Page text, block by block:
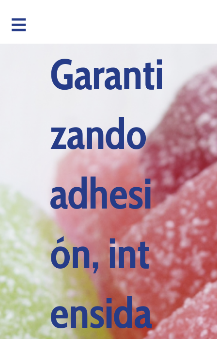
Garanti
zando
adhesi
ón, int
ensida